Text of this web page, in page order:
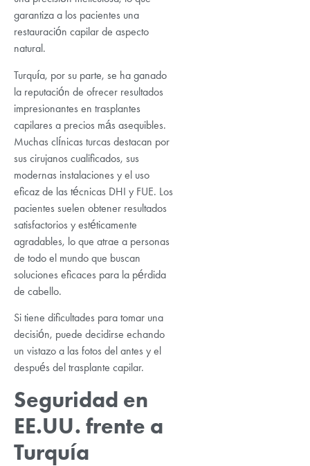
garantiza a los pacientes una
restauración capilar de aspecto
natural.
Turquía, por su parte, se ha ganado
la reputación de ofrecer resultados
impresionantes en trasplantes
capilares a precios más asequibles.
Muchas clínicas turcas destacan por
sus cirujanos cualificados, sus
modernas instalaciones y el uso
eficaz de las técnicas DHI y FUE. Los
pacientes suelen obtener resultados
satisfactorios y estéticamente
agradables, lo que atrae a personas
de todo el mundo que buscan
soluciones eficaces para la pérdida
de cabello.
Si tiene dificultades para tomar una
decisión, puede decidirse echando
un vistazo a las fotos del antes y el
después del trasplante capilar.
Seguridad en
EE.UU. frente a
Turquía